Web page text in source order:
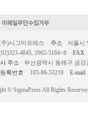
주)시그마프레스 주소
서울시
4845, 2062-5184~8
FAX.
주소
부산광역시 동래구 금강
록번호
105-86-53219 E-mail.
© SigmaPress All Rights